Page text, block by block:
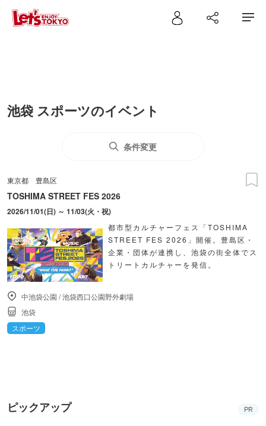
池袋 スポーツのイベント
条件変更
東京都 豊島区
TOSHIMA STREET FES 2026
2026/11/01(日) ～ 11/03(火・祝)
都市型カルチャーフェス「TOSHIMA
STREET FES 2026」開催。豊島区・
企業・団体が連携し、池袋の街全体でス
トリートカルチャーを発信。
中池袋公園 /池袋西口公園野外劇場
池袋
スポーツ
ピックアップ PR